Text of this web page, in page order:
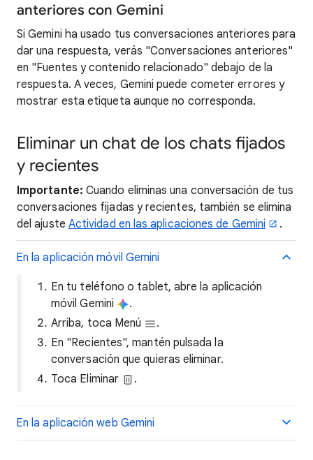
anteriores con Gemini
Si Gemini ha usado tus conversaciones anteriores para
dar una respuesta, verás "Conversaciones anteriores"
en "Fuentes y contenido relacionado" debajo de la
respuesta. A veces, Gemini puede cometer errores y
mostrar esta etiqueta aunque no corresponda.
Eliminar un chat de los chats fijados
y recientes
Importante: Cuando eliminas una conversación de tus
conversaciones fijadas y recientes, también se elimina
del ajuste Actividad en las aplicaciones de Gemini .
En la aplicación móvil Gemini
En tu teléfono o tablet, abre la aplicación
móvil Gemini
.
Arriba, toca Menú
.
En "Recientes", mantén pulsada la
conversación que quieras eliminar.
Toca Eliminar
.
En la aplicación web Gemini